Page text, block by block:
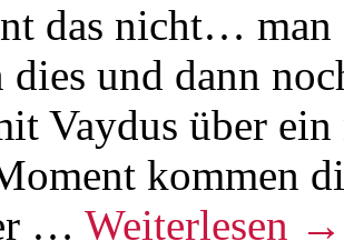
das nicht… man
dies und dann
Vaydus über
kommen
… Weiterlesen →